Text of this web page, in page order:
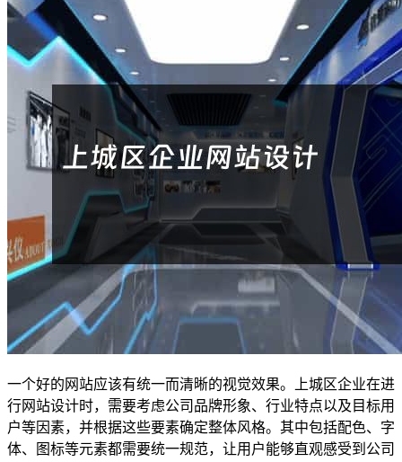
一个好的网站应该有统一而清晰的视觉效果。上城区企业在进
行网站设计时，需要考虑公司品牌形象、行业特点以及目标用
户等因素，并根据这些要素确定整体风格。其中包括配色、字
体、图标等元素都需要统一规范，让用户能够直观感受到公司